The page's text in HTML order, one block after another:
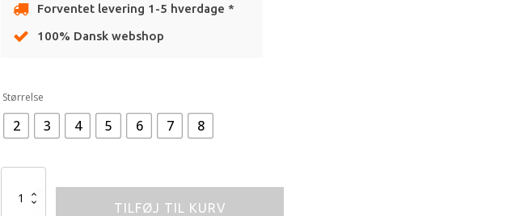
Forventet levering 1-5 hverdage *
100% Dansk webshop
Størrelse
2 3 4 5 6 7 8
BOOT
TILFØJ TIL KURV